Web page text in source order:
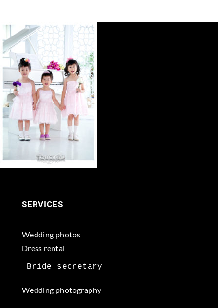
SERVICES
Wedding photos
Dress rental
Wedding photography